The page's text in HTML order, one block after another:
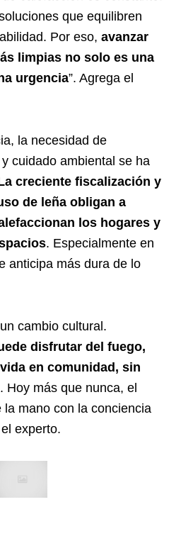
que equilibren
Por eso, avanzar
limpias no solo es una
urgencia”. Agrega el
la necesidad de
cuidado ambiental se ha
creciente fiscalización y
de leña obligan a
los hogares y
. Especialmente en
anticipa más dura de lo
cambio cultural.
disfrutar del fuego,
en comunidad, sin
. Hoy más que nunca, el
mano con la conciencia
experto.